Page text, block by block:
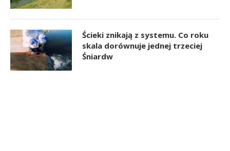
Ścieki znikają z systemu. Co roku
skala dorównuje jednej trzeciej
Śniardw